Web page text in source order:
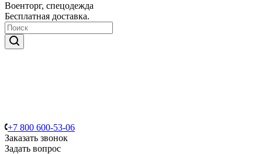
Военторг, спецодежда
Бесплатная доставка.
+7 800 600-53-06
Заказать звонок
Задать вопрос